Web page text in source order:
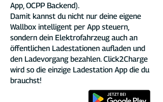
App, OCPP Backend).
Damit kannst du nicht nur deine eigene
Wallbox intelligent per App steuern,
sondern dein Elektrofahrzeug auch an
öffentlichen Ladestationen aufladen und
den Ladevorgang bezahlen. Click2Charge
wird so die einzige Ladestation App die du
brauchst!